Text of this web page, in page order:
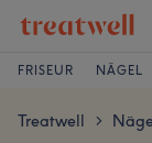
FRISEUR NÄGEL
Treatwell >